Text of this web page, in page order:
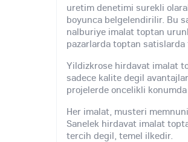
uretim denetimi surekli
boyunca belgelendirilir. Bu
nalburiye imalat toptan
pazarlarda toptan satislarda
Yildizkrose hirdavat imalat
sadece kalite degil
projelerde oncelikli konumda
Her imalat, musteri
Sanelek hirdavat imalat
tercih degil, temel ilkedir.